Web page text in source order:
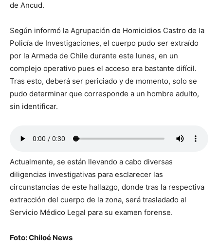
de Ancud.
Según informó la Agrupación de Homicidios Castro de la
Policía de Investigaciones, el cuerpo pudo ser extraído
por la Armada de Chile durante este lunes, en un
complejo operativo pues el acceso era bastante difícil.
Tras esto, deberá ser periciado y de momento, solo se
pudo determinar que corresponde a un hombre adulto,
sin identificar.
Actualmente, se están llevando a cabo diversas
diligencias investigativas para esclarecer las
circunstancias de este hallazgo, donde tras la respectiva
extracción del cuerpo de la zona, será trasladado al
Servicio Médico Legal para su examen forense.
Foto: Chiloé News